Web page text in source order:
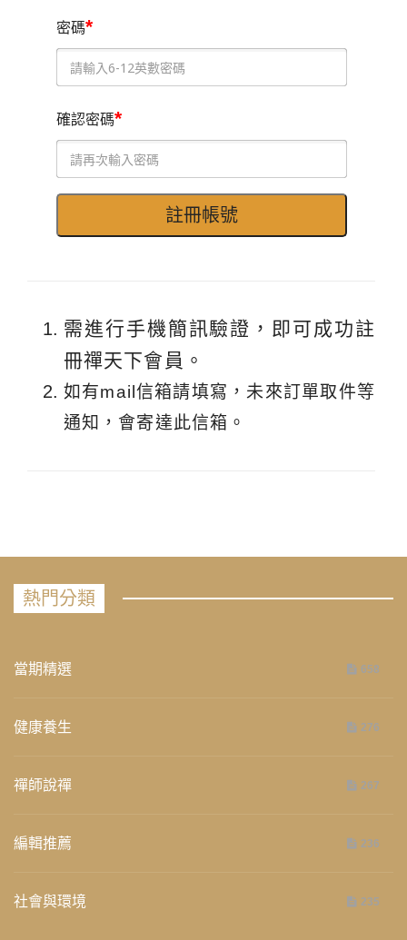
密碼*
確認密碼*
需進行手機簡訊驗證，即可成功註
冊禪天下會員。
如有mail信箱請填寫，未來訂單取件等
通知，會寄達此信箱。
熱門分類
當期精選 658
健康養生 276
禪師說禪 267
編輯推薦 236
社會與環境 235